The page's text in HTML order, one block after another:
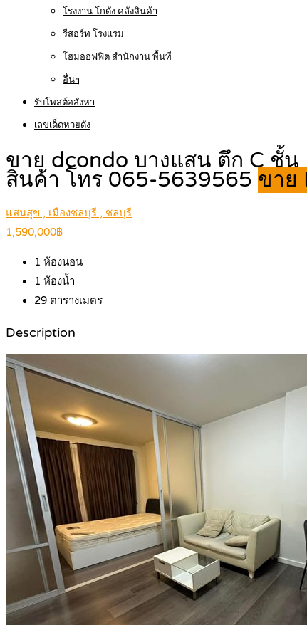
โรงงาน โกดัง คลังสินค้า
รีสอร์ท โรงแรม
โฮมออฟฟิต สำนักงาน พื้นที่
อื่นๆ
รับโพสต์อสังหา
เลขเด็ดหวยดัง
ขาย dcondo บางแสน ตึก C ชั้น
สินค้า โทร 065-5639565 ขาย
แสนสุข , เมืองชลบุรี , ชลบุรี
1,590,000฿
1 ห้องนอน
1 ห้องน้ำ
29 ตารางเมตร
Description